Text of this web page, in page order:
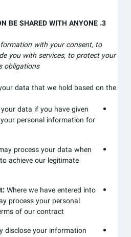
with your consent, to
you with services, to protect your
obligations.
your data that we hold based on the
your data if you have given
your personal information for
may process your data when
to achieve our legitimate
Where we have entered into
process your personal
of our contract.
disclose your information